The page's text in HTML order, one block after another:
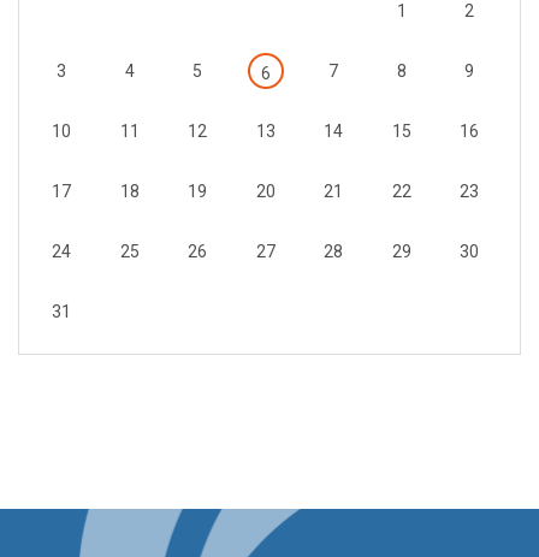
1 2
3 4 5 6 7 8 9
10 11 12 13 14 15 16
17 18 19 20 21 22 23
24 25 26 27 28 29 30
31